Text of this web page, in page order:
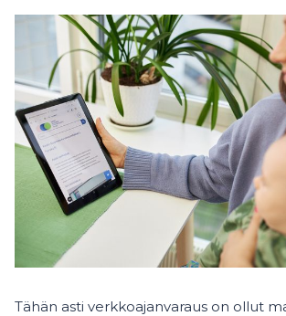
Tähän asti verkkoajanvaraus on ollut